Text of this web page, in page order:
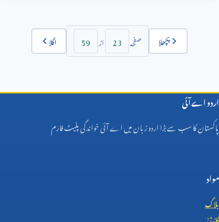
پچھلا صفحہ 23 از 59 اگلا
اردو اے آئی
پاکستان کا سب سے بڑا اردو زبان میں اے آئی خواندگی پلیٹ فارم
مواد
بلاگ